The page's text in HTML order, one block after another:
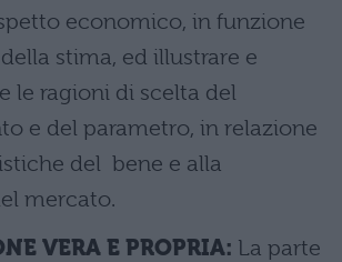
economico, in funzione
stima, ed illustrare e
le ragioni di scelta del
e del parametro, in relazione
del bene e alla
mercato.
VERA E PROPRIA: La parte